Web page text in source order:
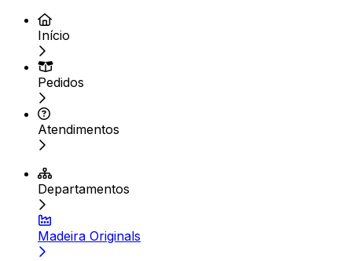
Início
Pedidos
Atendimentos
Departamentos
Madeira Originals